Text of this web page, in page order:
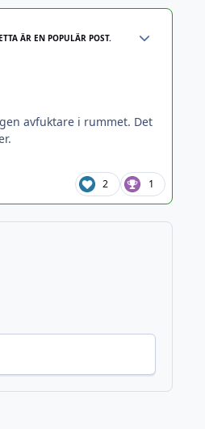
ÄR EN POPULÄR POST.
avfuktare i rummet. Det
2 1